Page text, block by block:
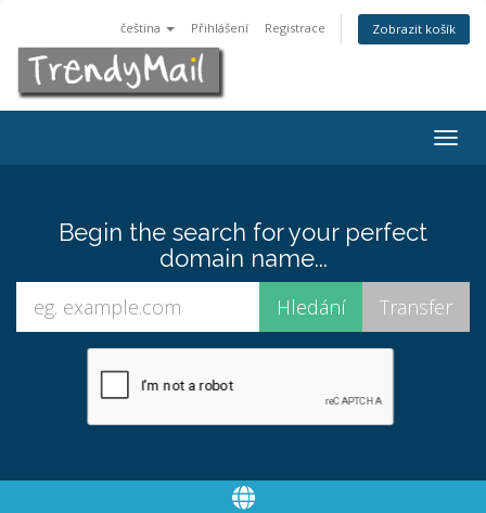
čeština Přihlášení Registrace Zobrazit košík
Begin the search for your perfect
domain name...